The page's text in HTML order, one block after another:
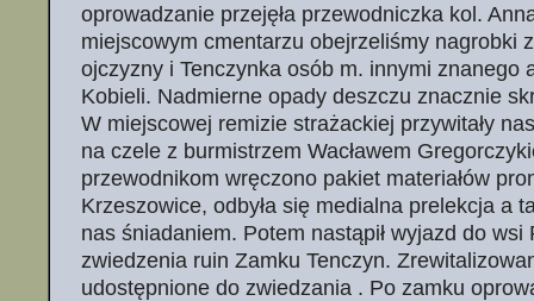
oprowadzanie przejęła przewodniczka kol.
miejscowym cmentarzu obejrzeliśmy nagrobki
ojczyzny i Tenczynka osób m. innymi znanego
Kobieli. Nadmierne opady deszczu znacznie
W miejscowej remizie strażackiej przywitały
na czele z burmistrzem Wacławem
przewodnikom wręczono pakiet materiałów
Krzeszowice, odbyła się medialna prelekcja a
nas śniadaniem. Potem nastąpił wyjazd do wsi
zwiedzenia ruin Zamku Tenczyn.
udostępnione do zwiedzania . Po zamku